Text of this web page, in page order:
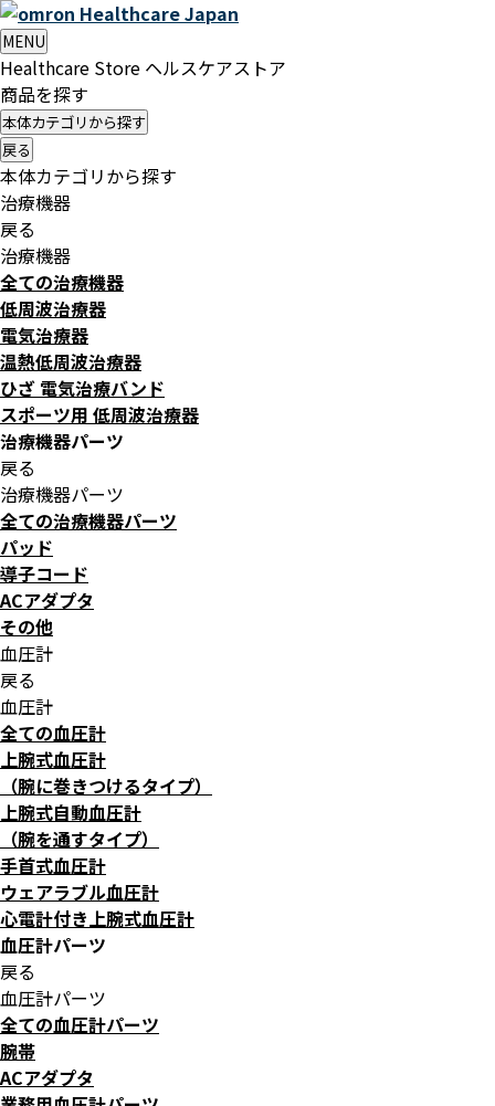
HealthcareJapan
MENU
Healthcare Store ヘルスケアストア
商品を探す
本体カテゴリから探す
戻る
本体カテゴリから探す
治療機器
戻る
治療機器
全ての治療機器
低周波治療器
電気治療器
温熱低周波治療器
ひざ 電気治療バンド
スポーツ用 低周波治療器
治療機器パーツ
戻る
治療機器パーツ
全ての治療機器パーツ
パッド
導子コード
ACアダプタ
その他
血圧計
戻る
血圧計
全ての血圧計
上腕式血圧計
（腕に巻きつけるタイプ）
上腕式自動血圧計
（腕を通すタイプ）
手首式血圧計
ウェアラブル血圧計
心電計付き上腕式血圧計
血圧計パーツ
戻る
血圧計パーツ
全ての血圧計パーツ
腕帯
ACアダプタ